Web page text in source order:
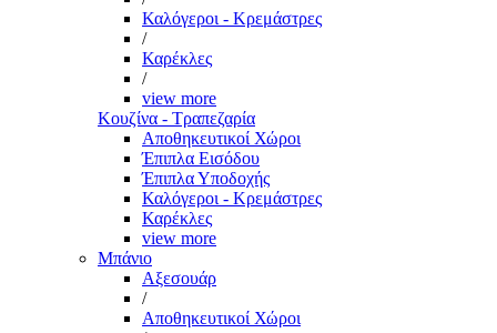
Καλόγεροι - Κρεμάστρες
/
Καρέκλες
/
view more
Κουζίνα - Τραπεζαρία
Αποθηκευτικοί Χώροι
Έπιπλα Εισόδου
Έπιπλα Υποδοχής
Καλόγεροι - Κρεμάστρες
Καρέκλες
view more
Μπάνιο
Αξεσουάρ
/
Αποθηκευτικοί Χώροι